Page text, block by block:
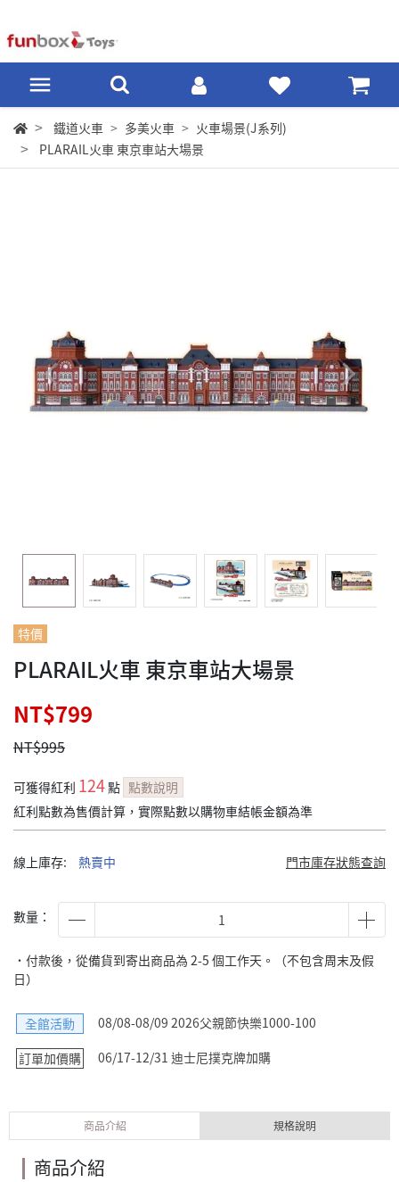
鐵道火車 多美火車
火車場景(J系列)
PLARAIL火車 東京車站大場景
特價
PLARAIL火車 東京車站大場景
NT$799
NT$995
可獲得紅利 124點 點數說明
紅利點數為售價計算，實際點數以購物車結帳金額為準
線上庫存: 熱賣中 門市庫存狀態查詢
數量：
˙付款後，從備貨到寄出商品為 2-5 個工作天。（不包含周末及假
日）
全館活動
08/08-08/09 2026父親節快樂1000-100
訂單加價購
06/17-12/31 迪士尼撲克牌加購
商品介紹 規格說明
商品介紹